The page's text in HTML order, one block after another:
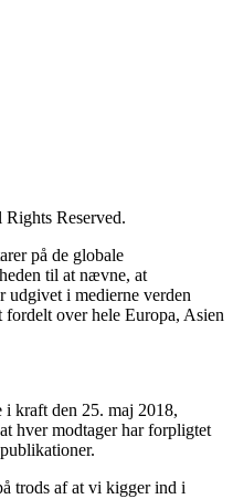
Reserved.
på de globale
til at nævne, at
udgivet i medierne verden
fordelt over hele Europa, Asien
i kraft den 25. maj 2018,
hver modtager har forpligtet
trods af at vi kigger ind i